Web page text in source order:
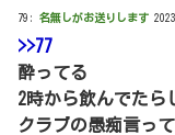
79: 名無しがお送りします
>>77
酔ってる
2時から飲んでたら
クラブの愚痴言って